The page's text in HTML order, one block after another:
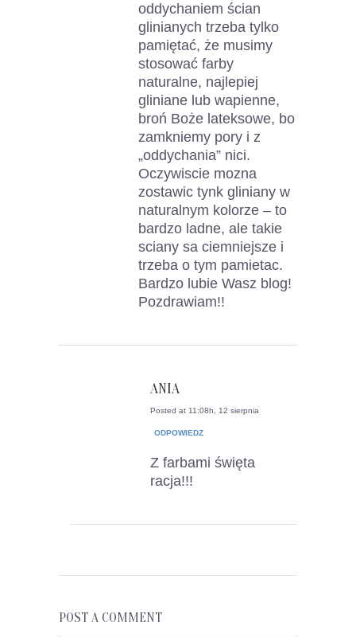
oddychaniem ścian
glinianych trzeba tylko
pamiętać, że musimy
stosować farby
naturalne, najlepiej
gliniane lub wapienne,
broń Boże lateksowe, bo
zamkniemy pory i z
„oddychania” nici.
Oczywiscie mozna
zostawic tynk gliniany w
naturalnym kolorze – to
bardzo ladne, ale takie
sciany sa ciemniejsze i
trzeba o tym pamietac.
Bardzo lubie Wasz blog!
Pozdrawiam!!
ANIA
Posted at 11:08h, 12 sierpnia
ODPOWIEDZ
Z farbami święta
racja!!!
POST A COMMENT